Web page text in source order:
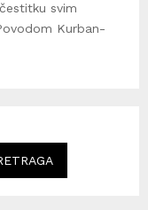
svim
Kurban-